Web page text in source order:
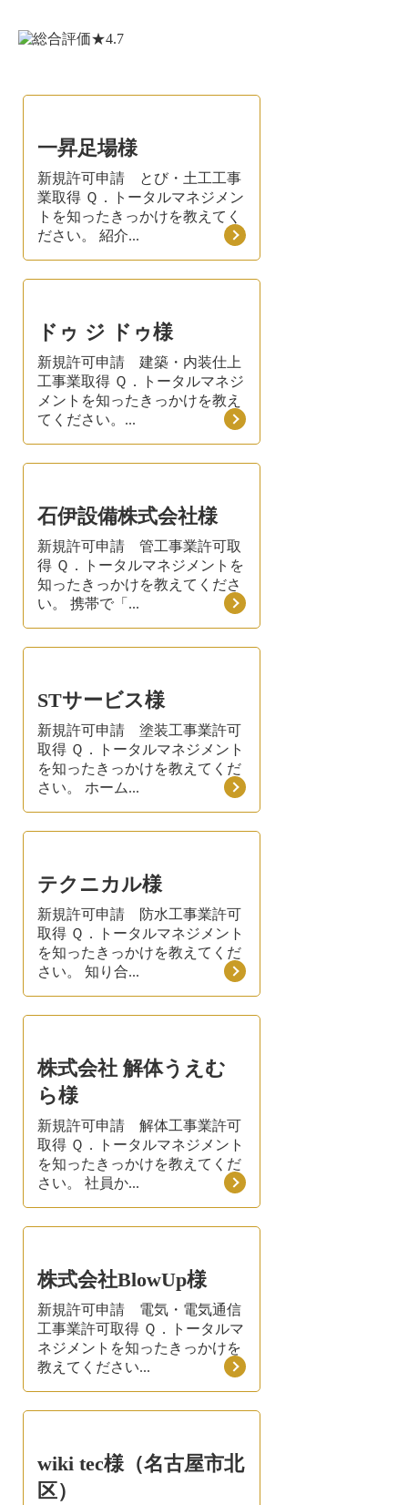
一昇足場様
新規許可申請 とび・土工工事
業取得 Ｑ．トータルマネジメン
トを知ったきっかけを教えてく
ださい。 紹介...
ドゥ ジ ドゥ様
新規許可申請 建築・内装仕上
工事業取得 Ｑ．トータルマネジ
メントを知ったきっかけを教え
てください。...
石伊設備株式会社様
新規許可申請 管工事業許可取
得 Ｑ．トータルマネジメントを
知ったきっかけを教えてくださ
い。 携帯で「...
STサービス様
新規許可申請 塗装工事業許可
取得 Ｑ．トータルマネジメント
を知ったきっかけを教えてくだ
さい。 ホーム...
テクニカル様
新規許可申請 防水工事業許可
取得 Ｑ．トータルマネジメント
を知ったきっかけを教えてくだ
さい。 知り合...
株式会社 解体うえむ
ら様
新規許可申請 解体工事業許可
取得 Ｑ．トータルマネジメント
を知ったきっかけを教えてくだ
さい。 社員か...
株式会社BlowUp様
新規許可申請 電気・電気通信
工事業許可取得 Ｑ．トータルマ
ネジメントを知ったきっかけを
教えてください...
wiki tec様（名古屋市北
区）